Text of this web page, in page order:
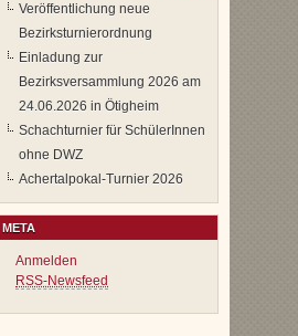
Veröffentlichung neue
Bezirksturnierordnung
Einladung zur
Bezirksversammlung 2026 am
24.06.2026 in Ötigheim
Schachturnier für SchülerInnen
ohne DWZ
Achertalpokal-Turnier 2026
META
Anmelden
RSS-Newsfeed